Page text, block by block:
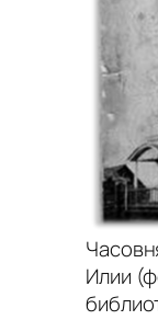
Илии